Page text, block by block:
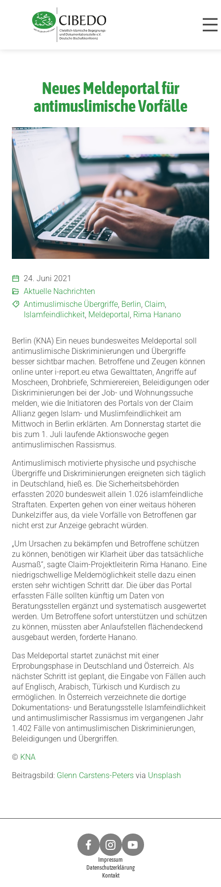
Neues Meldeportal für
antimuslimische Vorfälle
24. Juni 2021
Aktuelle Nachrichten
Antimuslimische Übergriffe, Berlin, Claim,
Islamfeindlichkeit, Meldeportal, Rima Hanano
Berlin (KNA) Ein neues bundesweites Meldeportal soll
antimuslimische Diskriminierungen und Übergriffe
besser sichtbar machen. Betroffene und Zeugen können
online unter i-report.eu etwa Gewalttaten, Angriffe auf
Moscheen, Drohbriefe, Schmierereien, Beleidigungen oder
Diskriminierungen bei der Job- und Wohnungssuche
melden, wie die Initiatoren des Portals von der Claim
Allianz gegen Islam- und Muslimfeindlichkeit am
Mittwoch in Berlin erklärten. Am Donnerstag startet die
bis zum 1. Juli laufende Aktionswoche gegen
antimuslimischen Rassismus.
Antimuslimisch motivierte physische und psychische
Übergriffe und Diskriminierungen ereigneten sich täglich
in Deutschland, hieß es. Die Sicherheitsbehörden
erfassten 2020 bundesweit allein 1.026 islamfeindliche
Straftaten. Experten gehen von einer weitaus höheren
Dunkelziffer aus, da viele Vorfälle von Betroffenen gar
nicht erst zur Anzeige gebracht würden.
„Um Ursachen zu bekämpfen und Betroffene schützen
zu können, benötigen wir Klarheit über das tatsächliche
Ausmaß“, sagte Claim-Projektleiterin Rima Hanano. Eine
niedrigschwellige Meldemöglichkeit stelle dazu einen
ersten sehr wichtigen Schritt dar. Die über das Portal
erfassten Fälle sollten künftig um Daten von
Beratungsstellen ergänzt und systematisch ausgewertet
werden. Um Betroffene sofort unterstützen und schützen
zu können, müssten aber Anlaufstellen flächendeckend
ausgebaut werden, forderte Hanano.
Das Meldeportal startet zunächst mit einer
Erprobungsphase in Deutschland und Österreich. Als
nächster Schritt ist geplant, die Eingabe von Fällen auch
auf Englisch, Arabisch, Türkisch und Kurdisch zu
ermöglichen. In Österreich verzeichnete die dortige
Dokumentations- und Beratungsstelle Islamfeindlichkeit
und antimuslimischer Rassismus im vergangenen Jahr
1.402 Fälle von antimuslimischen Diskriminierungen,
Beleidigungen und Übergriffen.
© KNA
Beitragsbild: Glenn Carstens-Peters via Unsplash
Impressum
Datenschutzerklärung
Kontakt